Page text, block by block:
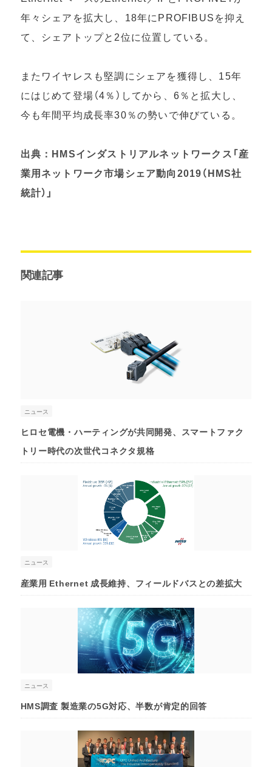
年々シェアを拡大し、18年にPROFIBUSを抑え
て、シェアトップと2位に位置している。
またワイヤレスも堅調にシェアを獲得し、15年
にはじめて登場（4％）してから、6％と拡大し、
今も年間平均成長率30％の勢いで伸びている。
出典：HMSインダストリアルネットワークス「産
業用ネットワーク市場シェア動向2019（HMS社
統計）」
関連記事
ニュース
ヒロセ電機・ハーティングが共同開発、スマートファク
トリー時代の次世代コネクタ規格
ニュース
産業用 Ethernet 成長維持、フィールドバスとの差拡大
ニュース
HMS調査 製造業の5G対応、半数が肯定的回答